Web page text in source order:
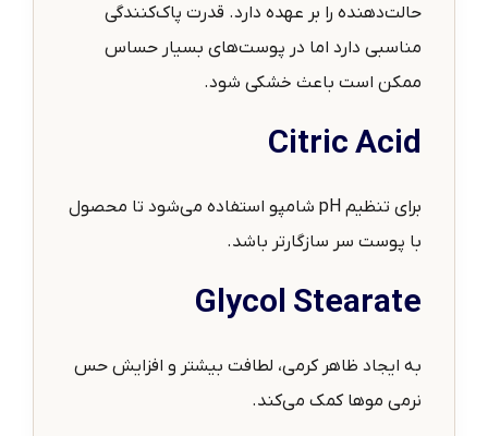
حالت‌دهنده را بر عهده دارد. قدرت پاک‌کنندگی
مناسبی دارد اما در پوست‌های بسیار حساس
ممکن است باعث خشکی شود.
Citric Acid
برای تنظیم pH شامپو استفاده می‌شود تا محصول
با پوست سر سازگارتر باشد.
Glycol Stearate
به ایجاد ظاهر کرمی، لطافت بیشتر و افزایش حس
نرمی موها کمک می‌کند.